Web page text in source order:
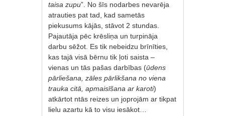
taisa zupu”. No šīs nodarbes nevarēja
atrauties pat tad, kad sametās
piekusums kājās, stāvot 2 stundas.
Pajautāja pēc krēsliņa un turpināja
darbu sēžot. Es tik nebeidzu brīnīties,
kas tajā visā bērnu tik ļoti saista –
vienas un tās pašas darbības (ūdens
pārliešana, zāles pārlikšana no viena
trauka citā, apmaisīšana ar karoti)
atkārtot ntās reizes un joprojām ar tikpat
lielu azartu kā to visu iesākot…